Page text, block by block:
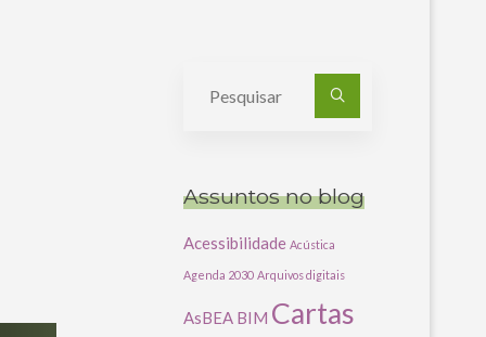
Assuntos no blog
Acessibilidade Acústica
Agenda 2030 Arquivos digitais
AsBEA BIM Cartas